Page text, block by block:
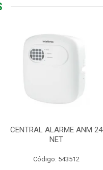
CENTRAL ALARME ANM 24
NET
Código: 543512